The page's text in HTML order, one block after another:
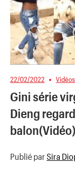
22/02/2022 Vidéos
Gini série
Dieng
balon(Vidéo)
Publié par Sira